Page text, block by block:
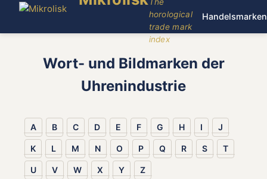
horological
trade mark
index
Handelsmarken
Wort- und Bildmarken der
Uhrenindustrie
A B C D E F G H I J
K L M N O P Q R S T
U V W X Y Z